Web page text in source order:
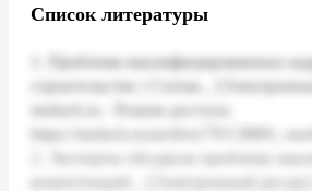
Список литературы